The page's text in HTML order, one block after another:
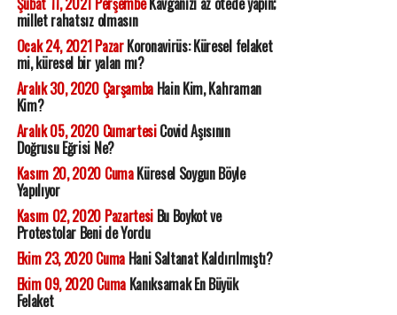
millet rahatsız olmasın
Ocak 24, 2021 PazarKoronavirüs: Küresel felaket
mi, küresel bir yalan mı?
Aralık 30, 2020 ÇarşambaHain Kim, Kahraman
Kim?
Aralık 05, 2020 CumartesiCovid Aşısının
Doğrusu Eğrisi Ne?
Kasım 20, 2020 CumaKüresel Soygun Böyle
Yapılıyor
Kasım 02, 2020 PazartesiBu Boykot ve
Protestolar Beni de Yordu
Ekim 23, 2020 CumaHani Saltanat Kaldırılmıştı?
Ekim 09, 2020 CumaKanıksamak En Büyük
Felaket